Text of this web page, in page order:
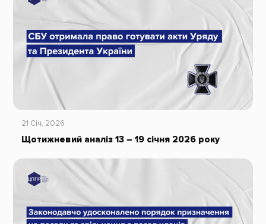
21 Січ, 2026
Щотижневий аналіз 13 – 19 січня 2026 року